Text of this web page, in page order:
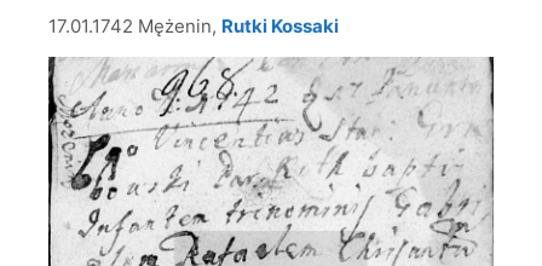
17.01.1742 Mężenin, Rutki Kossaki